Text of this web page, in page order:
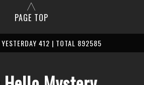
PAGE TOP
412 | TOTAL 892585